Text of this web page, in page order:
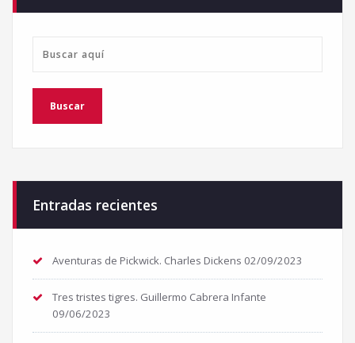
Entradas recientes
Aventuras de Pickwick. Charles Dickens 02/09/2023
Tres tristes tigres. Guillermo Cabrera Infante
09/06/2023